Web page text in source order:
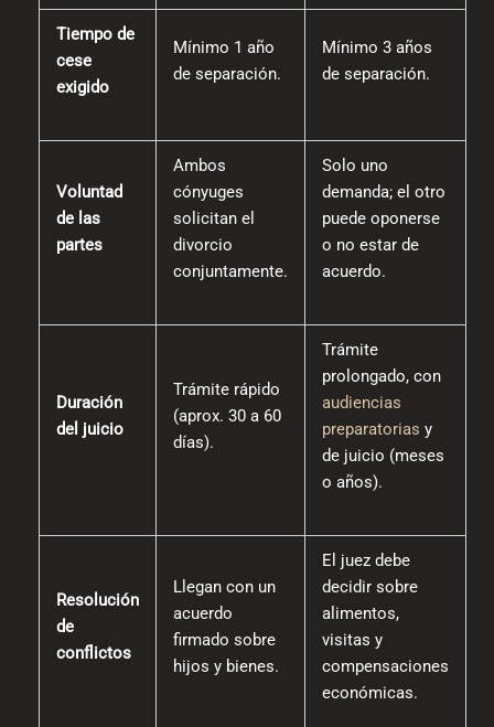
Tiempo de
cese
exigido
Mínimo 1 año
de separación.
Mínimo 3 años
de separación.
Voluntad
de las
partes
Ambos
cónyuges
solicitan el
divorcio
conjuntamente.
Solo uno
demanda; el otro
puede oponerse
o no estar de
acuerdo.
Duración
del juicio
Trámite rápido
(aprox. 30 a 60
días).
Trámite
prolongado, con
audiencias
preparatorias y
de juicio (meses
o años).
Resolución
de
conflictos
Llegan con un
acuerdo
firmado sobre
hijos y bienes.
El juez debe
decidir sobre
alimentos,
visitas y
compensaciones
económicas.